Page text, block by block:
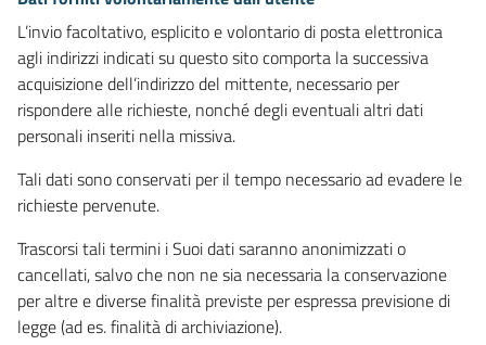
L’invio facoltativo, esplicito e volontario di posta elettronica
agli indirizzi indicati su questo sito comporta la successiva
acquisizione dell’indirizzo del mittente, necessario per
rispondere alle richieste, nonché degli eventuali altri dati
personali inseriti nella missiva.
Tali dati sono conservati per il tempo necessario ad evadere le
richieste pervenute.
Trascorsi tali termini i Suoi dati saranno anonimizzati o
cancellati, salvo che non ne sia necessaria la conservazione
per altre e diverse finalità previste per espressa previsione di
legge (ad es. finalità di archiviazione).